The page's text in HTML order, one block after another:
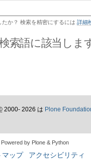
か？ 検索を精密にするには 詳細
索語に該当しま
2000- 2026 は Plone
Powered by Plone & Python
マップ アクセシビリティ